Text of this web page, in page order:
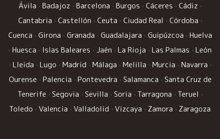
Ávila · Badajoz · Barcelona · Burgos · Cáceres · Cádiz ·
Cantabria · Castellón · Ceuta · Ciudad Real · Córdoba ·
Cuenca · Girona · Granada · Guadalajara · Guipúzcoa · Huelva
· Huesca · Islas Baleares · Jaén · La Rioja · Las Palmas · León
· Lleida · Lugo · Madrid · Málaga · Melilla · Murcia · Navarra ·
Ourense · Palencia · Pontevedra · Salamanca · Santa Cruz de
Tenerife · Segovia · Sevilla · Soria · Tarragona · Teruel ·
Toledo · Valencia · Valladolid · Vizcaya · Zamora · Zaragoza